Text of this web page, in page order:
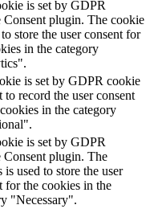
is set by GDPR
Consent plugin. The cookie
store the user consent for
in the category
is set by GDPR cookie
to record the user consent
in the category
is set by GDPR
Consent plugin. The
is used to store the user
for the cookies in the
"Necessary".